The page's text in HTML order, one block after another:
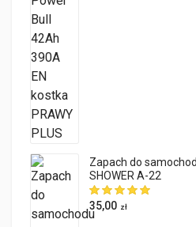
Zapach do
SHOWER A-22
35,00 zł